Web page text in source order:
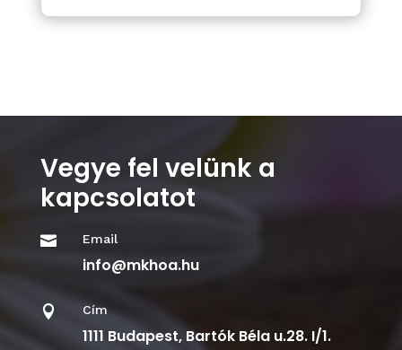
Vegye fel velünk a
kapcsolatot
 Email
info@mkhoa.hu
 Cím
1111 Budapest, Bartók Béla u.28. I/1.